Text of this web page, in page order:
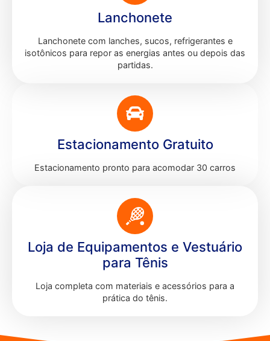
Lanchonete
Lanchonete com lanches, sucos, refrigerantes e
isotônicos para repor as energias antes ou depois das
partidas.
Estacionamento Gratuito
Estacionamento pronto para acomodar 30 carros
Loja de Equipamentos e Vestuário
para Tênis
Loja completa com materiais e acessórios para a
prática do tênis.